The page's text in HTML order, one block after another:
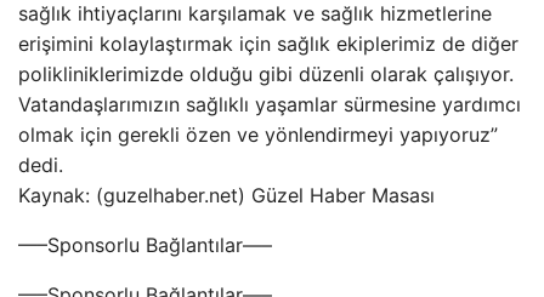
sağlık ihtiyaçlarını karşılamak ve sağlık hizmetlerine
erişimini kolaylaştırmak için sağlık ekiplerimiz de diğer
polikliniklerimizde olduğu gibi düzenli olarak çalışıyor.
Vatandaşlarımızın sağlıklı yaşamlar sürmesine yardımcı
olmak için gerekli özen ve yönlendirmeyi yapıyoruz”
dedi.
Kaynak: (guzelhaber.net) Güzel Haber Masası
—–Sponsorlu Bağlantılar—–